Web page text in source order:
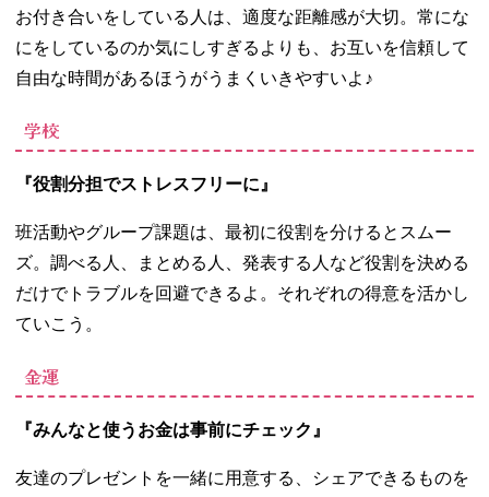
お付き合いをしている人は、適度な距離感が大切。常にな
にをしているのか気にしすぎるよりも、お互いを信頼して
自由な時間があるほうがうまくいきやすいよ♪
学校
『役割分担でストレスフリーに』
班活動やグループ課題は、最初に役割を分けるとスムー
ズ。調べる人、まとめる人、発表する人など役割を決める
だけでトラブルを回避できるよ。それぞれの得意を活かし
ていこう。
金運
『みんなと使うお金は事前にチェック』
友達のプレゼントを一緒に用意する、シェアできるものを